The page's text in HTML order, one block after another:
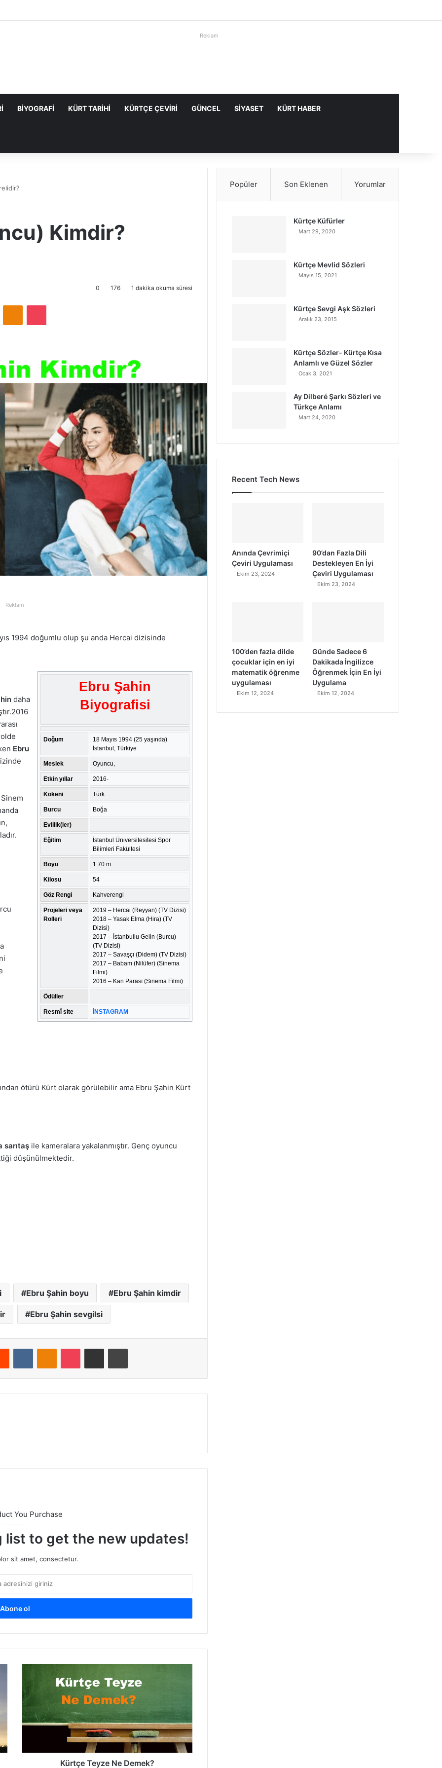
Reklam
BIYOGRAFI KÜRT TARIHI KÜRTÇE ÇEVIRI GÜNCEL SIYASET KÜRT HABER
Kimdir?
0 176 1 dakika okuma süresi
Reklam
1994 doğumlu olup şu anda Hercai dizisinde
Ebru Şahin
Biyografisi
Doğum 18 Mayıs 1994(25 yaşında)
İstanbul, Türkiye
Meslek Oyuncu,
Etkin yıllar 2016-
Kökeni Türk
Burcu Boğa
Evlilik(ler)
Eğitim
İstanbul Üniversitesitesi Spor
Bilimleri Fakültesi
Boyu 1.70 m
Kilosu 54
Göz Rengi Kahverengi
Projeleri veya
Rolleri
2019 – Hercai (Reyyan) (TV Dizisi)
2018 – Yasak Elma (Hira) (TV
Dizisi)
2017 – İstanbullu Gelin (Burcu)
(TV Dizisi)
2017 – Savaşçı (Didem) (TV Dizisi)
2017 – Babam (Nilüfer) (Sinema
Filmi)
2016 – Kan Parası (Sinema Filmi)
Ödüller
Resmî site İNSTAGRAM
daha
Ebru
ötürü Kürt olarak görülebilir ama Ebru Şahin Kürt
sarıtaş ile kameralara yakalanmıştır. Genç oyuncu
düşünülmektedir.
Ebru Şahin boyu Ebru Şahin kimdir
Ebru Şahin sevgilsi
You Purchase
list to get the new updates!
sit amet, consectetur.
t
ç
e
y
Kürtçe Teyze Ne Demek?
Popüler Son Eklenen Yorumlar
Kürtçe Küfürler
Mart 29, 2020
Kürtçe Mevlid Sözleri
Mayıs 15, 2021
Kürtçe Sevgi Aşk Sözleri
Aralık 23, 2015
Kürtçe Sözler- Kürtçe Kısa
Anlamlı ve Güzel Sözler
Ocak 3, 2021
Ay Dilberé Şarkı Sözleri ve
Türkçe Anlamı
Mart 24, 2020
Recent Tech News
Anında Çevrimiçi
Çeviri Uygulaması
Ekim 23, 2024
90’dan Fazla Dili
Destekleyen En İyi
Çeviri Uygulaması
Ekim 23, 2024
100’den fazla dilde
çocuklar için en iyi
matematik öğrenme
uygulaması
Ekim 12, 2024
Günde Sadece 6
Dakikada İngilizce
Öğrenmek İçin En İyi
Uygulama
Ekim 12, 2024